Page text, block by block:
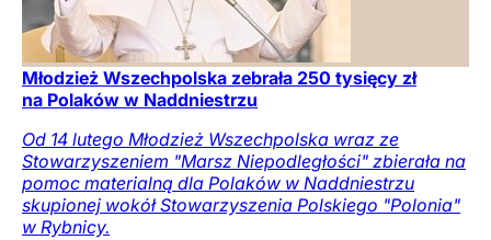
Młodzież Wszechpolska zebrała 250 tysięcy zł
na Polaków w Naddniestrzu
Od 14 lutego Młodzież Wszechpolska wraz ze
Stowarzyszeniem "Marsz Niepodległości" zbierała na
pomoc materialną dla Polaków w Naddniestrzu
skupionej wokół Stowarzyszenia Polskiego "Polonia"
w Rybnicy.